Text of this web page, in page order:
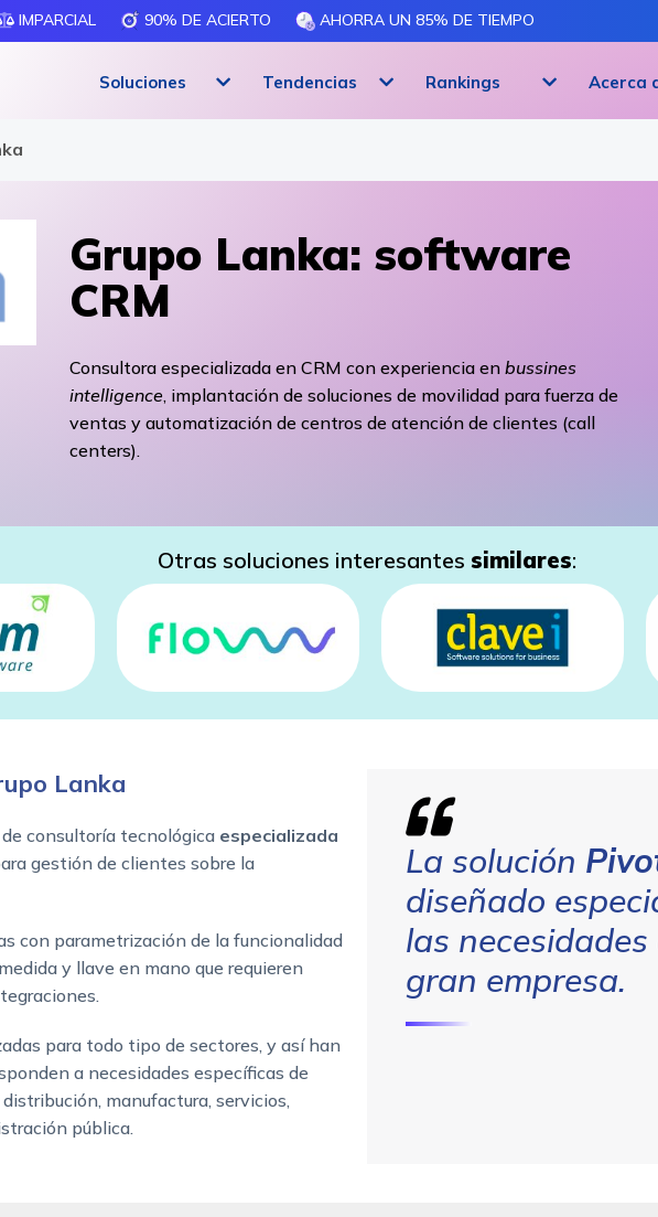
IMPARCIAL 90% DE ACIERTO AHORRA UN 85% DE TIEMPO
Soluciones Tendencias Rankings Acerca
Grupo Lanka: software
CRM
Consultora especializada en CRM con experiencia en bussines
intelligence, implantación de soluciones de movilidad para fuerza de
ventas y automatización de centros de atención de clientes (call
centers).
Otras soluciones interesantes similares:
Lanka
consultoría tecnológica especializada
gestión de clientes sobre la
con parametrización de la funcionalidad
y llave en mano que requieren
para todo tipo de sectores, y así han
a necesidades específicas de
manufactura, servicios,
pública.
La solución
diseñado
las
gran empresa.